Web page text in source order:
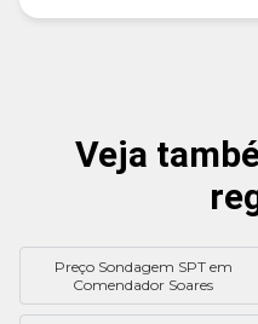
Veja
Preço Sondagem SPT em
Comendador Soares